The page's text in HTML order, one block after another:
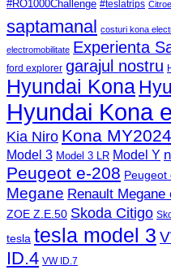
#RO1000Challenge #teslatrips
saptamanal
costuri kona
electromobilitate Experienta
ford explorer garajul nostru
Hyundai Kona
Hyundai Kona
Kia Niro Kona MY2024
Model 3 Model 3 LR Model Y
Peugeot e-208 Peugeot
Megane Renault Megane
ZOE Z.E.50 Skoda Citigo
tesla tesla model 3
ID.4 VW ID.7